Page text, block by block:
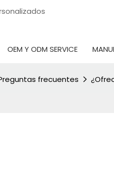
OEM Y ODM SERVICE
frecuentes